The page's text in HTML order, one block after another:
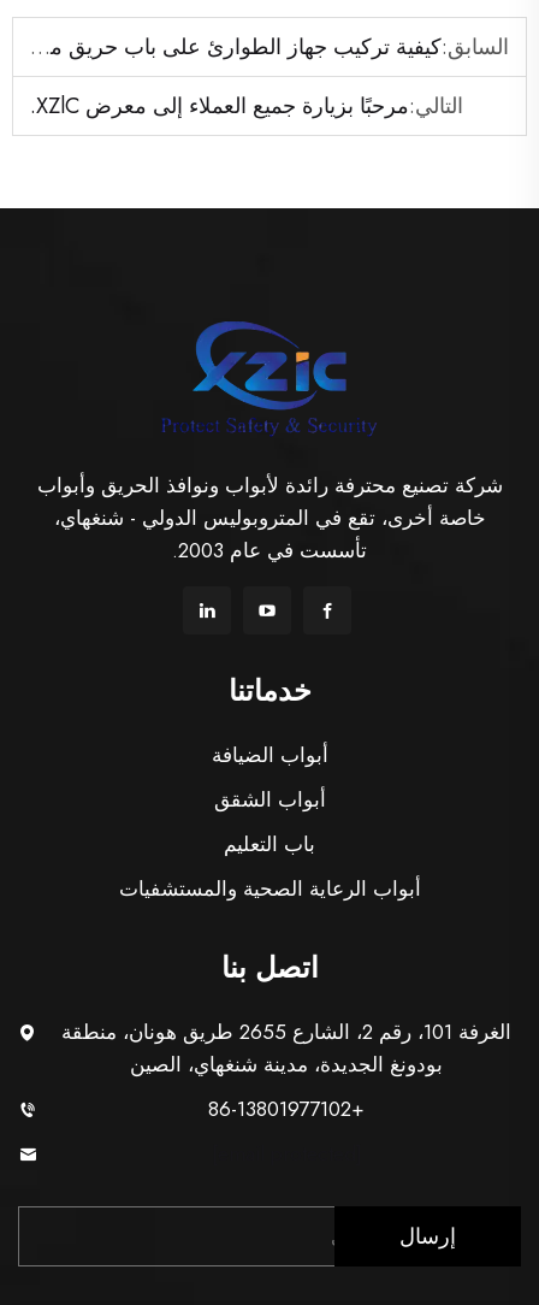
السابق:كيفية تركيب جهاز الطوارئ على باب حريق مصنوع من الفولاذ معتمد من قبل قائمة UL.
التالي:مرحبًا بزيارة جميع العملاء إلى معرض XZlC.
شركة تصنيع محترفة رائدة لأبواب ونوافذ الحريق وأبواب
خاصة أخرى، تقع في المتروبوليس الدولي - شنغهاي،
تأسست في عام 2003.
خدماتنا
أبواب الضيافة
أبواب الشقق
باب التعليم
أبواب الرعاية الصحية والمستشفيات
اتصل بنا
الغرفة 101، رقم 2، الشارع 2655 طريق هونان، منطقة
بودونغ الجديدة، مدينة شنغهاي، الصين
+86-13801977102
إرسال